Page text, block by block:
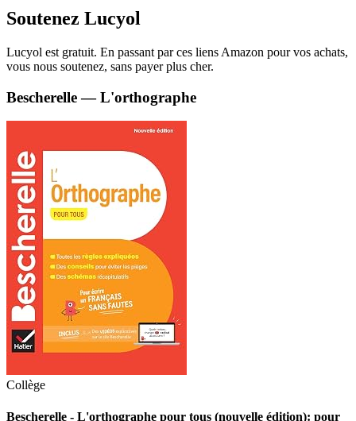
Soutenez Lucyol
Lucyol est gratuit. En passant par ces liens Amazon pour vos achats,
vous nous soutenez, sans payer plus cher.
Bescherelle — L'orthographe
Collège
Bescherelle - L'orthographe pour tous (nouvelle édition): pour